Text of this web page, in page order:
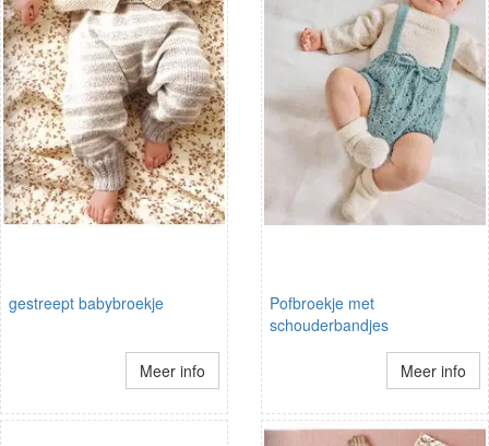
gestreept babybroekje
Meer info
Pofbroekje met
schouderbandjes
Meer info